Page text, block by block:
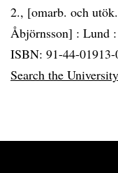
2., [omarb. och
Åbjörnsson] : Lund :
ISBN: 91-44-01913-
Search the